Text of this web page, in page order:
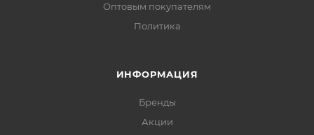
Оптовым покупателям
Политика
ИНФОРМАЦИЯ
Бренды
Акции